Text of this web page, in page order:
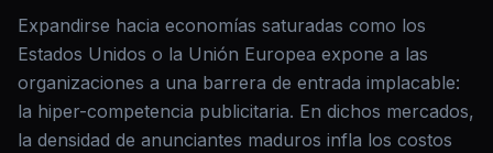
Expandirse hacia economías saturadas como los
Estados Unidos o la Unión Europea expone a las
organizaciones a una barrera de entrada implacable:
la hiper-competencia publicitaria. En dichos mercados,
la densidad de anunciantes maduros infla los costos